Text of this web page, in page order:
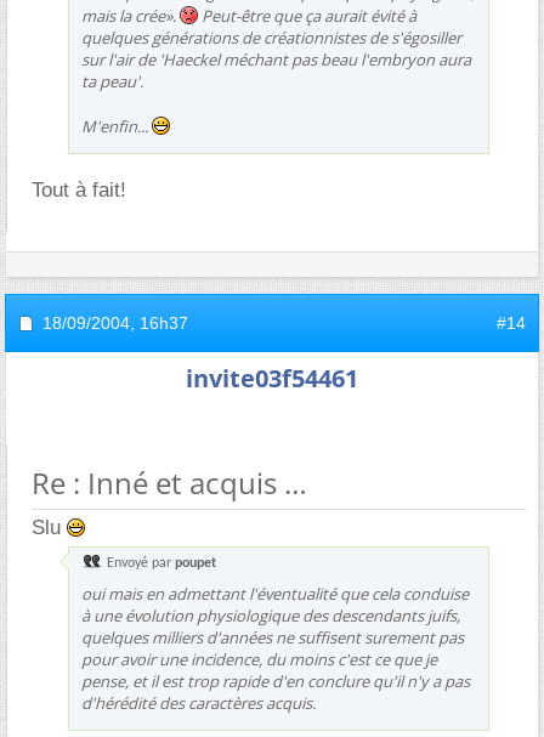
mais la crée».
Peut-être que ça aurait évité à
quelques générations de créationnistes de s'égosiller
sur l'air de 'Haeckel méchant pas beau l'embryon aura
ta peau'.
M'enfin...
Tout à fait!
18/09/2004, 16h37 #14
invite03f54461
Re : Inné et acquis
Slu
Envoyé par poupet
oui mais en admettant l'éventualité que cela conduise
à une évolution physiologique des descendants juifs,
quelques milliers d'années ne suffisent surement pas
pour avoir une incidence, du moins c'est ce que je
pense, et il est trop rapide d'en conclure qu'il n'y a pas
d'hérédité des caractères acquis.